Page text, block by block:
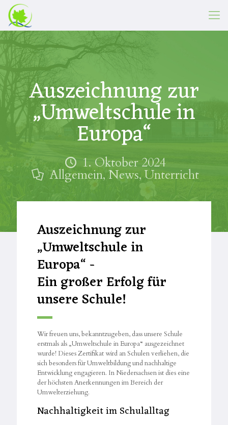
Auszeichnung zur
„Umweltschule in
Europa“
1. Oktober 2024
Allgemein,News, Unterricht
Auszeichnung zur
„Umweltschule in
Europa“ -
Ein großer Erfolg für
unsere Schule!
Wir freuen uns, bekanntzugeben, dass unsere Schule
erstmals als „Umweltschule in Europa“ ausgezeichnet
wurde! Dieses Zertifikat wird an Schulen verliehen, die
sich besonders für Umweltbildung und nachhaltige
Entwicklung engagieren. In Niedersachsen ist dies eine
der höchsten Anerkennungen im Bereich der
Umwelterziehung.
Nachhaltigkeit im Schulalltag